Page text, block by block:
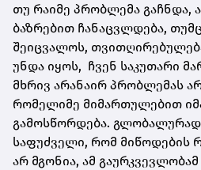
თუ რაიმე პრობლემა
ბაზრებით ჩანაცვლდება,
შეიცვალოს,
უნდა იყოს, ჩვენ საკუთარი
მხრივ არანაირ პრობლემას
რომელიმე მიმართულებით
გამოსწორდება. გლობალურად
საფუძველი, რომ მიწოდების
არ მგონია, ამ